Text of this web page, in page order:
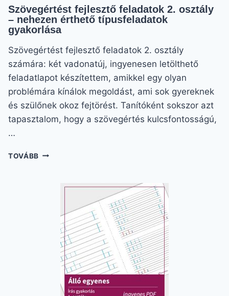
Szövegértést fejlesztő feladatok 2. osztály
– nehezen érthető típusfeladatok
gyakorlása
Szövegértést fejlesztő feladatok 2. osztály
számára: két vadonatúj, ingyenesen letölthető
feladatlapot készítettem, amikkel egy olyan
problémára kínálok megoldást, ami sok gyereknek
és szülőnek okoz fejtörést. Tanítóként sokszor azt
tapasztalom, hogy a szövegértés kulcsfontosságú,
…
TOVÁBB SZÖVEGÉRTÉST
NEHEZEN
ÉRTHETŐ
TÍPUSFELADATOK
GYAKORLÁSA